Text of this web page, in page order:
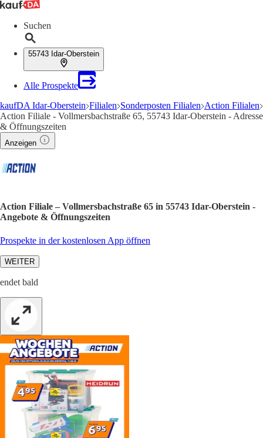
Suchen
55743 Idar-Oberstein
Alle Prospekte
kaufDA Idar-Oberstein Filialen Sonderposten Filialen Action Filialen
Action Filiale - Vollmersbachstraße 65, 55743 Idar-Oberstein - Adresse
& Öffnungszeiten
Anzeigen
Action Filiale – Vollmersbachstraße 65 in 55743 Idar-Oberstein -
Angebote & Öffnungszeiten
Prospekte in der kostenlosen App öffnen
WEITER
endet bald